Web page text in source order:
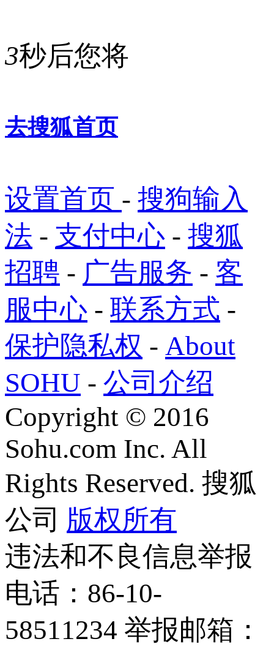
3秒后您将
去搜狐首页
设置首页 - 搜狗输入
法 - 支付中心 - 搜狐
招聘 - 广告服务 - 客
服中心 - 联系方式 -
保护隐私权 - About
SOHU - 公司介绍
Copyright © 2016
Sohu.com Inc. All
Rights Reserved. 搜狐
公司 版权所有
违法和不良信息举报
电话：86-10-
58511234 举报邮箱：